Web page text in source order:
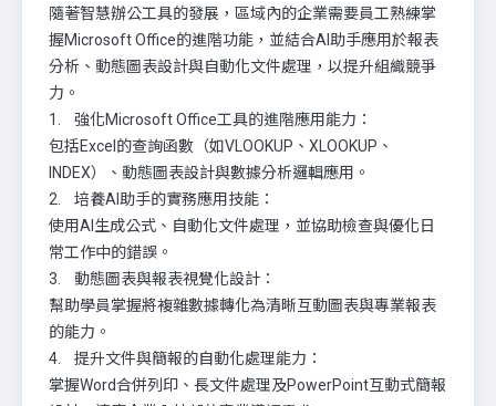
隨著智慧辦公工具的發展，區域內的企業需要員工熟練掌
握Microsoft Office的進階功能，並結合AI助手應用於報表
分析、動態圖表設計與自動化文件處理，以提升組織競爭
力。
1. 強化Microsoft Office工具的進階應用能力：
包括Excel的查詢函數（如VLOOKUP、XLOOKUP、
INDEX）、動態圖表設計與數據分析邏輯應用。
2. 培養AI助手的實務應用技能：
使用AI生成公式、自動化文件處理，並協助檢查與優化日
常工作中的錯誤。
3. 動態圖表與報表視覺化設計：
幫助學員掌握將複雜數據轉化為清晰互動圖表與專業報表
的能力。
4. 提升文件與簡報的自動化處理能力：
掌握Word合併列印、長文件處理及PowerPoint互動式簡報